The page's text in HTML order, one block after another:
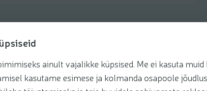
ainult vajalikke küpsised. Me ei kasuta muid
kasutame esimese ja kolmanda osapoole